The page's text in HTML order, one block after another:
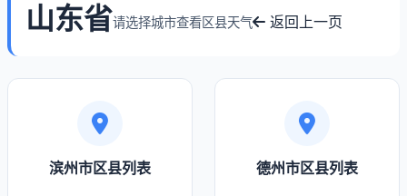
山东省请选择城市查看区县天气 返回上一页
滨州市区县列表 德州市区县列表